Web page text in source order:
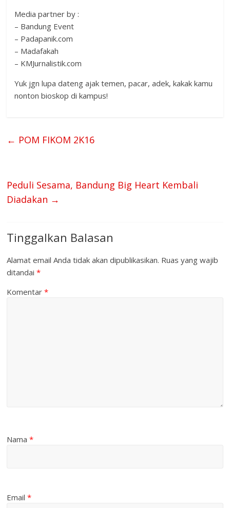
Media partner by :
– Bandung Event
– Padapanik.com
– Madafakah
– KMJurnalistik.com
Yuk jgn lupa dateng ajak temen, pacar, adek, kakak kamu
nonton bioskop di kampus!
← POM FIKOM 2K16
Peduli Sesama, Bandung Big Heart Kembali
Diadakan →
Tinggalkan Balasan
Alamat email Anda tidak akan dipublikasikan. Ruas yang wajib
ditandai*
Komentar*
Nama*
Email*